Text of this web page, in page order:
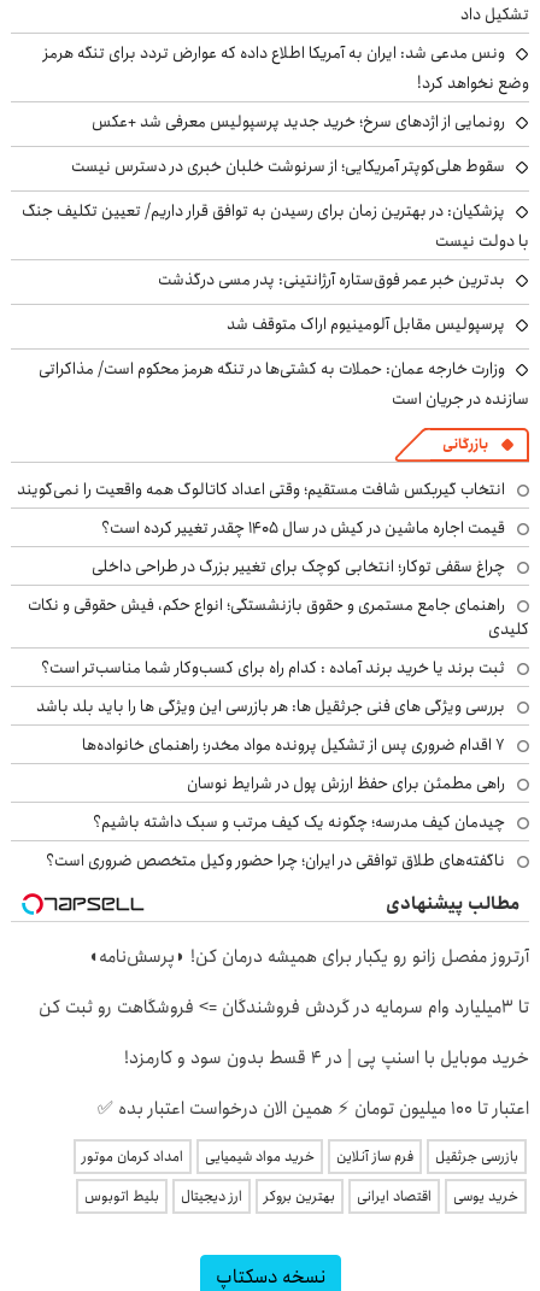
تشکیل داد
ونس مدعی شد: ایران به آمریکا اطلاع داده که عوارض تردد برای تنگه هرمز
وضع نخواهد کرد!
رونمایی از اژدهای سرخ؛ خرید جدید پرسپولیس معرفی شد +عکس
سقوط هلی‌کوپتر آمریکایی؛ از سرنوشت خلبان خبری در دسترس نیست
پزشکیان‌: در بهترین زمان برای رسیدن به توافق قرار داریم/ تعیین تکلیف جنگ
با دولت نیست
بدترین خبر عمر فوق‌ستاره آرژانتینی: پدر مسی درگذشت
پرسپولیس مقابل آلومینیوم اراک متوقف شد
وزارت خارجه عمان: حملات به کشتی‌ها در تنگه هرمز محکوم است/ مذاکراتی
سازنده در جریان است
بازرگانی
انتخاب گیربکس شافت مستقیم؛ وقتی اعداد کاتالوگ همه واقعیت را نمی‌گویند
قیمت اجاره ماشین در کیش در سال ۱۴۰۵ چقدر تغییر کرده است؟
چراغ سقفی توکار؛ انتخابی کوچک برای تغییر بزرگ در طراحی داخلی
راهنمای جامع مستمری و حقوق بازنشستگی؛ انواع حکم، فیش حقوقی و نکات
کلیدی
ثبت برند یا خرید برند آماده : کدام راه برای کسب‌وکار شما مناسب‌تر است؟
بررسی ویژگی های فنی جرثقیل ها: هر بازرسی این ویژگی ها را باید بلد باشد
۷ اقدام ضروری پس از تشکیل پرونده مواد مخدر؛ راهنمای خانواده‌ها
راهی مطمئن برای حفظ ارزش پول در شرایط نوسان
چیدمان کیف مدرسه؛ چگونه یک کیف مرتب و سبک داشته باشیم؟
ناگفته‌های طلاق توافقی در ایران؛ چرا حضور وکیل متخصص ضروری است؟
مطالب پیشنهادی
آرتروز مفصل زانو رو یکبار برای همیشه درمان کن! ◗پرسش‌نامه◖
تا 3میلیارد وام سرمایه در گردش فروشندگان => فروشگاهت رو ثبت کن
خرید موبایل با اسنپ پی | در ۴ قسط بدون سود و کارمزد!
اعتبار تا ۱۰۰ میلیون تومان ⚡ همین الان درخواست اعتبار بده ✅
بازرسی جرثقیل فرم ساز آنلاین خرید مواد شیمیایی
امداد کرمان موتور
خرید یوسی
اقتصاد ایرانی بهترین بروکر ارز دیجیتال بلیط اتوبوس
نسخه دسکتاپ